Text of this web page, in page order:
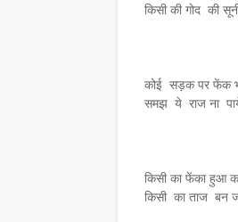
किसी की गोद की
कोई सड़क पर फेंक
समझ ये राज ना
किसी का फेंका हुआ
किसी का ताज बन